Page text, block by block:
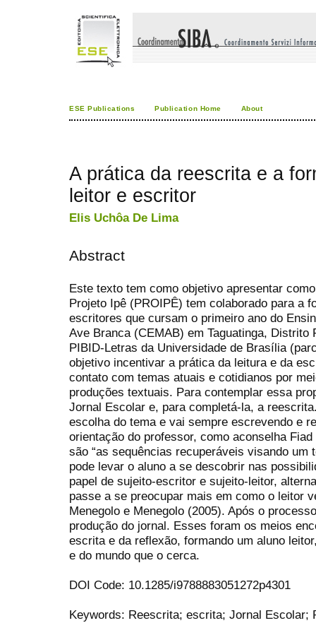
ESE Publications Publication Home About
A prática da reescrita e a
leitor e escritor
Elis Uchôa De Lima
Abstract
Este texto tem como objetivo apresentar
Projeto Ipê (PROIPÊ) tem colaborado para a
escritores que cursam o primeiro ano do
Ave Branca (CEMAB) em Taguatinga,
PIBID-Letras da Universidade de Brasília
objetivo incentivar a prática da leitura e da
contato com temas atuais e cotidianos por
produções textuais. Para contemplar essa
Jornal Escolar e, para completá-la, a
escolha do tema e vai sempre escrevendo e
orientação do professor, como aconselha
são “as sequências recuperáveis visando um
pode levar o aluno a se descobrir nas
papel de sujeito-escritor e sujeito-leitor,
passe a se preocupar mais em como o leitor
Menegolo e Menegolo (2005). Após o
produção do jornal. Esses foram os meios
escrita e da reflexão, formando um aluno
e do mundo que o cerca.
DOI Code: 10.1285/i9788883051272p4301
Keywords: Reescrita; escrita; Jornal Escolar;